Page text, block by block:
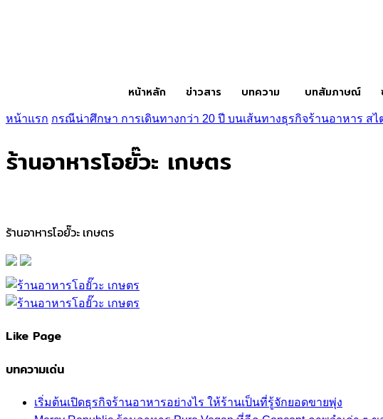
หน้าหลัก ข่าวสาร บทความ บทสัมภาษณ์
หน้าแรก กรณีน่าศึกษา การเดินทางกว่า 20 ปี บนเส้นทางธุรกิจร้านอาหาร สไต
ร้านอาหารโอยั๊วะ เกษตร
ร้านอาหารโอยั๊วะ เกษตร
Like Page
บทความเด่น
เริ่มต้นเปิดธุรกิจร้านอาหารอย่างไร ให้ร้านเป็นที่รู้จักยอดขายพุ่ง